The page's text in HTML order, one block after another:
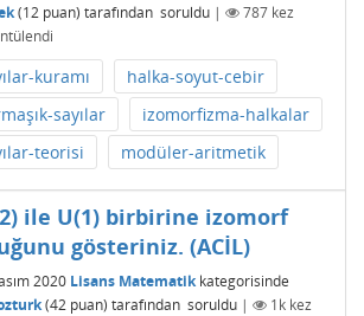
(12puan) tarafından soruldu | 787kez
kuramı
halka-soyut-cebir
sayılar
izomorfizma-halkalar
teorisi
modüler-aritmetik
ile U(1) birbirine izomorf
gösteriniz. (ACİL)
2020 Lisans Matematikkategorisinde
(42puan) tarafından soruldu | 1kkez